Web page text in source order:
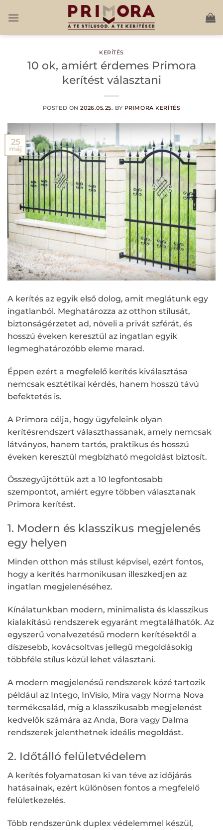
KERÍTÉS
10 ok, amiért érdemes Primora
kerítést választani
POSTED ON2026.05.25. BY PRIMORA KERÍTÉS
25
máj
A kerítés az egyik első dolog, amit meglátunk egy
ingatlanból. Meghatározza az otthon stílusát,
biztonságérzetet ad, növeli a privát szférát, és
hosszú éveken keresztül az ingatlan egyik
legmeghatározóbb eleme marad.
Éppen ezért a megfelelő kerítés kiválasztása
nemcsak esztétikai kérdés, hanem hosszú távú
befektetés is.
A Primora célja, hogy ügyfeleink olyan
kerítésrendszert választhassanak, amely nemcsak
látványos, hanem tartós, praktikus és hosszú
éveken keresztül megbízható megoldást biztosít.
Összegyűjtöttük azt a 10 legfontosabb
szempontot, amiért egyre többen választanak
Primora kerítést.
1. Modern és klasszikus megjelenés
egy helyen
Minden otthon más stílust képvisel, ezért fontos,
hogy a kerítés harmonikusan illeszkedjen az
ingatlan megjelenéséhez.
Kínálatunkban modern, minimalista és klasszikus
kialakítású rendszerek egyaránt megtalálhatók. Az
egyszerű vonalvezetésű modern kerítésektől a
díszesebb, kovácsoltvas jellegű megoldásokig
többféle stílus közül lehet választani.
A modern megjelenésű rendszerek közé tartozik
például az Intego, InVisio, Mira vagy Norma Nova
termékcsalád, míg a klasszikusabb megjelenést
kedvelők számára az Anda, Bora vagy Dalma
rendszerek jelenthetnek ideális megoldást.
2. Időtálló felületvédelem
A kerítés folyamatosan ki van téve az időjárás
hatásainak, ezért különösen fontos a megfelelő
felületkezelés.
Több rendszerünk duplex védelemmel készül,